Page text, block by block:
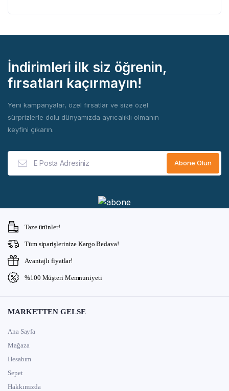
İndirimleri ilk siz öğrenin,
fırsatları kaçırmayın!
Yeni kampanyalar, özel fırsatlar ve size özel
sürprizlerle dolu dünyamızda ayrıcalıklı olmanın
keyfini çıkarın.
Taze ürünler!
Tüm siparişlerinize Kargo Bedava!
Avantajlı fiyatlar!
%100 Müşteri Memnuniyeti
MARKETTEN GELSE
Ana Sayfa
Mağaza
Hesabım
Sepet
Hakkımızda